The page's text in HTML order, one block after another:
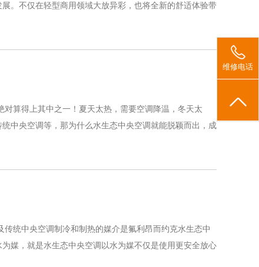
。不仅在轻型商用领域大放异彩，也将全新的舒适体验带
算得上其中之一！夏天太热，需要空调降温，冬天太
中央空调等，那为什么水生态中央空调就能脱颖而出，成
统中央空调制冷和制热的媒介是氟利昂而约克水生态中
媒，就是水生态中央空调以水为媒不仅是使用更安全放心
维修电话